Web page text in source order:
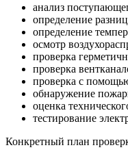
анализ
определение
определение
осмотр
проверка
проверка
проверка с
обнаружение
оценка
тестирование
Конкретный план